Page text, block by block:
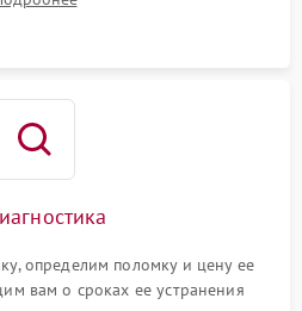
определим поломку и цену ее
вам о сроках ее устранения